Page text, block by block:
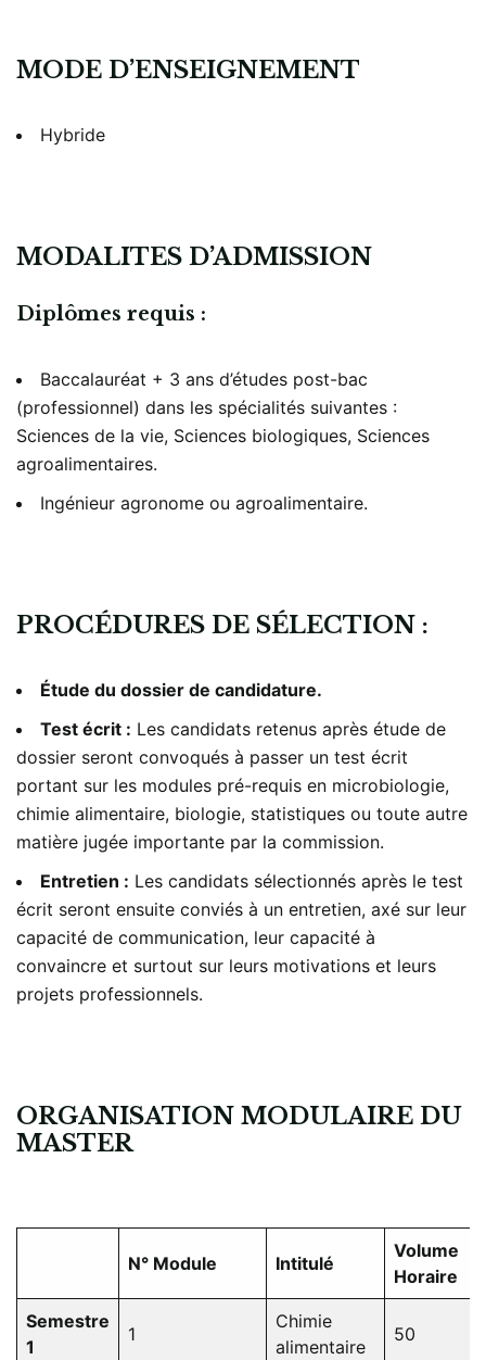
MODE D’ENSEIGNEMENT
Hybride
MODALITES D’ADMISSION
Diplômes requis :
Baccalauréat + 3 ans d’études post-bac
(professionnel) dans les spécialités suivantes :
Sciences de la vie, Sciences biologiques, Sciences
agroalimentaires.
Ingénieur agronome ou agroalimentaire.
PROCÉDURES DE SÉLECTION :
Étude du dossier de candidature.
Test écrit : Les candidats retenus après étude de
dossier seront convoqués à passer un test écrit
portant sur les modules pré-requis en microbiologie,
chimie alimentaire, biologie, statistiques ou toute autre
matière jugée importante par la commission.
Entretien : Les candidats sélectionnés après le test
écrit seront ensuite conviés à un entretien, axé sur leur
capacité de communication, leur capacité à
convaincre et surtout sur leurs motivations et leurs
projets professionnels.
ORGANISATION MODULAIRE DU
MASTER
N° Module Intitulé
Volume
Horaire
Semestre
1
1
Chimie
alimentaire
50